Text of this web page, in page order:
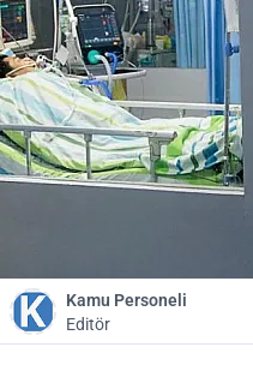
Kamu Personeli
Editör